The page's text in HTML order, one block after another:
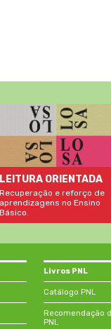
LEITURA ORIENTADA
Recuperação e reforço de
aprendizagens no Ensino
Básico.
Livros PNL
Catálogo PNL
Recomendação
PNL